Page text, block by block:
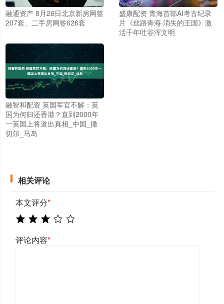
融通资产 8月26日北京新房网签
207套、二手房网签626套
盛康配资 青海首部AI考古纪录
片《丝路青海·消失的王国》激
活千年吐谷浑文明
融智和配资 英国军官不解：英
国为何归还香港？直到2000年
一英国上将道出真相_中国_撒
切尔_马岛
相关评论
本文评分*
评论内容*